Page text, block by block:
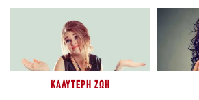
ΚΑΛΎΤΕΡΗ ΖΩΉ